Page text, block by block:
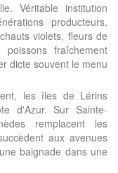
Véritable institution
producteurs,
violets, fleurs de
poissons fraîchement
dicte souvent le menu
les îles de Lérins
d'Azur. Sur Sainte-
remplacent les
aux avenues
baignade dans une